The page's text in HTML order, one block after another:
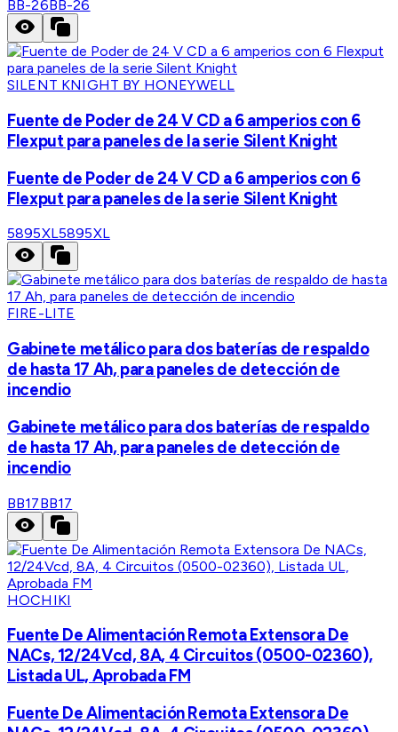
BB-26BB-26
SILENT KNIGHT BY HONEYWELL
Fuente de Poder de 24 V CD a 6 amperios con 6
Flexput para paneles de la serie Silent Knight
Fuente de Poder de 24 V CD a 6 amperios con 6
Flexput para paneles de la serie Silent Knight
5895XL5895XL
FIRE-LITE
Gabinete metálico para dos baterías de respaldo
de hasta 17 Ah, para paneles de detección de
incendio
Gabinete metálico para dos baterías de respaldo
de hasta 17 Ah, para paneles de detección de
incendio
BB17BB17
HOCHIKI
Fuente De Alimentación Remota Extensora De
NACs, 12/24Vcd, 8A, 4 Circuitos (0500-02360),
Listada UL, Aprobada FM
Fuente De Alimentación Remota Extensora De